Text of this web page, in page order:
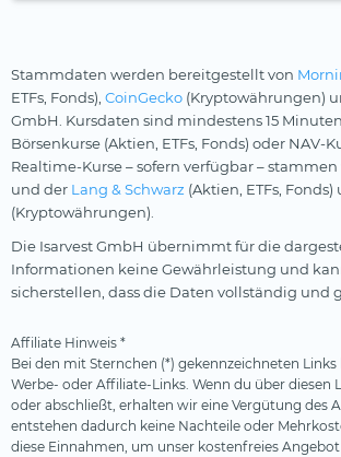
Stammdaten werden bereitgestellt von
ETFs, Fonds), CoinGecko (Kryptowährungen)
GmbH. Kursdaten sind mindestens 15
Börsenkurse (Aktien, ETFs, Fonds) oder NAV-
Realtime-Kurse – sofern verfügbar –
und der Lang & Schwarz (Aktien, ETFs, Fonds)
(Kryptowährungen).
Die Isarvest GmbH übernimmt für die
Informationen keine Gewährleistung und
sicherstellen, dass die Daten vollständig und
Affiliate Hinweis *
Bei den mit Sternchen (*) gekennzeichneten
Werbe- oder Affiliate-Links. Wenn du über diesen
oder abschließt, erhalten wir eine Vergütung des
entstehen dadurch keine Nachteile oder
diese Einnahmen, um unser kostenfreies